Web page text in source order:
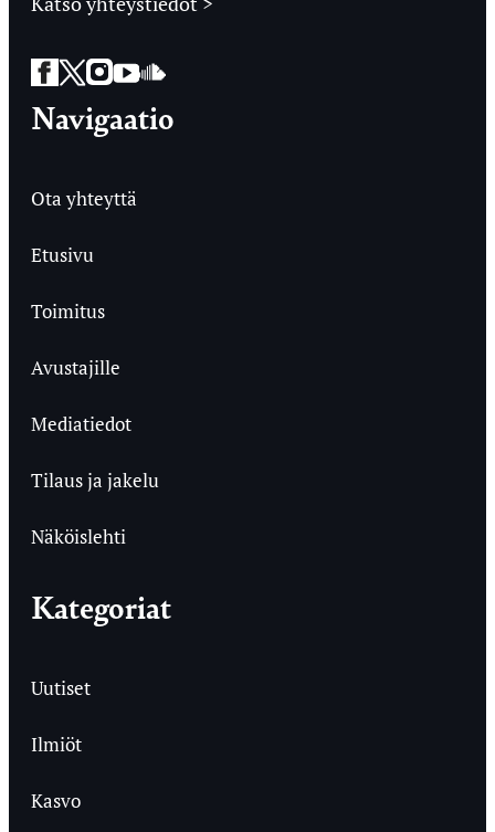
Facebook
Twitter
Instagram
YouTube
SoundCloud
Navigaatio
Ota yhteyttä
Etusivu
Toimitus
Avustajille
Mediatiedot
Tilaus ja jakelu
Näköislehti
Kategoriat
Uutiset
Ilmiöt
Kasvo